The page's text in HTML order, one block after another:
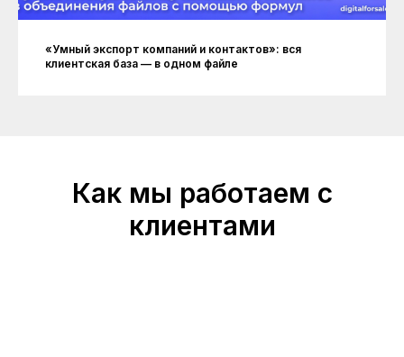
«Умный экспорт компаний и контактов»: вся
клиентская база — в одном файле
Как мы работаем с
клиентами